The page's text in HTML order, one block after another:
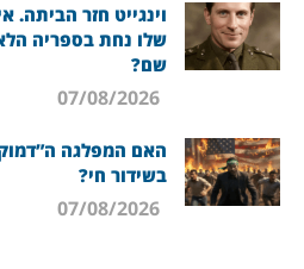
וינגייט חזר הביתה.
שלו נחת בספריה
שם?
האם המפלגה
בשידור חי?